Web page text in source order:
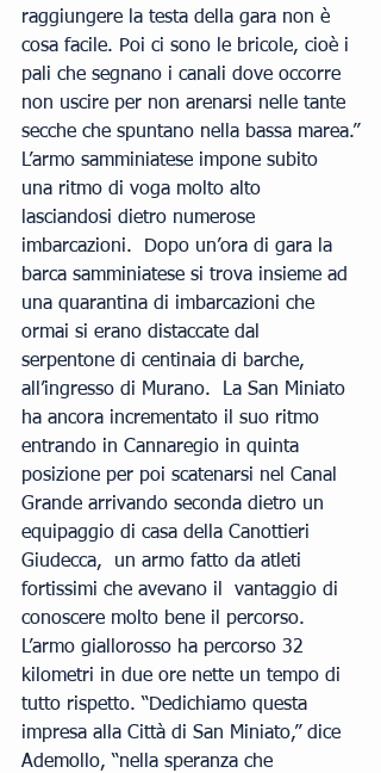
raggiungere la testa della gara non è
cosa facile. Poi ci sono le bricole, cioè i
pali che segnano i canali dove occorre
non uscire per non arenarsi nelle tante
secche che spuntano nella bassa marea.”
L’armo samminiatese impone subito
una ritmo di voga molto alto
lasciandosi dietro numerose
imbarcazioni.  Dopo un’ora di gara la
barca samminiatese si trova insieme ad
una quarantina di imbarcazioni che
ormai si erano distaccate dal
serpentone di centinaia di barche,
all’ingresso di Murano.  La San Miniato
ha ancora incrementato il suo ritmo
entrando in Cannaregio in quinta
posizione per poi scatenarsi nel Canal
Grande arrivando seconda dietro un
equipaggio di casa della Canottieri
Giudecca,  un armo fatto da atleti
fortissimi che avevano il  vantaggio di
conoscere molto bene il percorso.
L’armo giallorosso ha percorso 32
kilometri in due ore nette un tempo di
tutto rispetto. “Dedichiamo questa
impresa alla Città di San Miniato,” dice
Ademollo, “nella speranza che